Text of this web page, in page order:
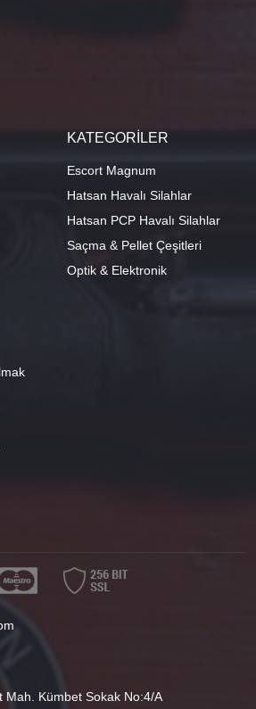
KATEGORİLER
Escort Magnum
Hatsan Havalı Silahlar
Hatsan PCP Havalı Silahlar
Saçma & Pellet Çeşitleri
Optik & Elektronik
Mah. Kümbet Sokak No:4/A